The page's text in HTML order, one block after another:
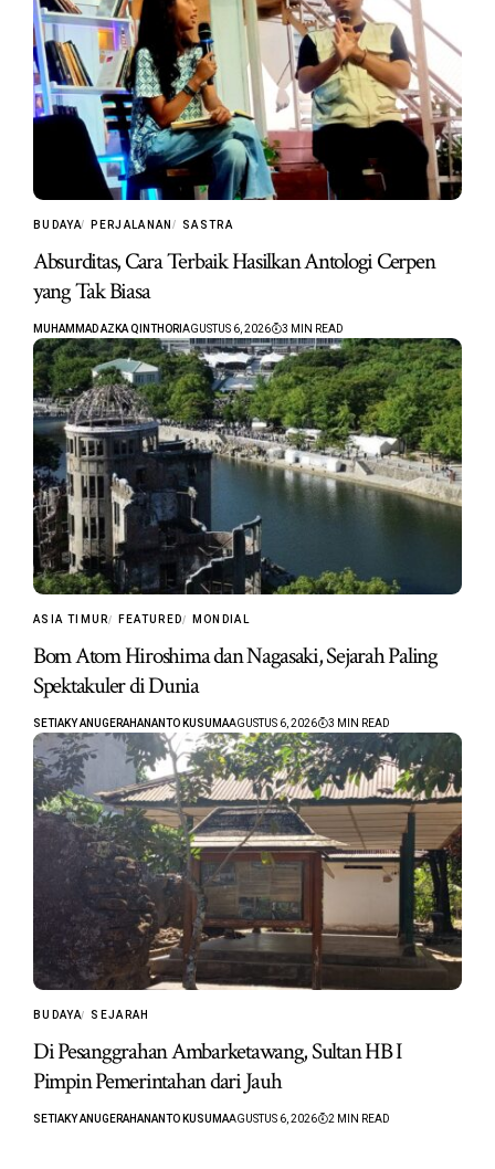
BUDAYA PERJALANAN SASTRA
Absurditas, Cara Terbaik Hasilkan Antologi Cerpen
yang Tak Biasa
MUHAMMAD AZKA QINTHORI AGUSTUS 6, 2026 3 MIN READ
ASIA TIMUR FEATURED MONDIAL
Bom Atom Hiroshima dan Nagasaki, Sejarah Paling
Spektakuler di Dunia
SETIAKY ANUGERAHANANTO KUSUMAAGUSTUS 6, 2026 3 MIN READ
BUDAYA SEJARAH
Di Pesanggrahan Ambarketawang, Sultan HB I
Pimpin Pemerintahan dari Jauh
SETIAKY ANUGERAHANANTO KUSUMAAGUSTUS 6, 2026 2 MIN READ